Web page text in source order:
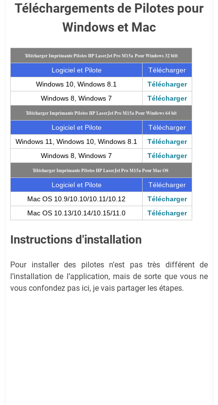
Téléchargements de Pilotes pour
Windows et Mac
Télécharger Imprimante Pilotes HP LaserJet Pro M15a Pour Windows 32 bitt
Logiciel et Pilote
Télécharger
Windows 10, Windows 8.1
Télécharger
Windows 8, Windows 7
Télécharger
Télécharger Imprimante Pilotes HP LaserJet Pro M15a Pour Windows 64 bit
Logiciel et Pilote
Télécharger
Windows 11, Windows 10, Windows 8.1
Télécharger
Windows 8, Windows 7
Télécharger
Télécharger Imprimante Pilotes HP LaserJet Pro M15a Pour Mac OS
Logiciel et Pilote
Télécharger
Mac OS 10.9/10.10/10.11/10.12
Télécharger
Mac OS 10.13/10.14/10.15/11.0
Télécharger
Instructions d'installation
Pour installer des pilotes n’est pas très différent de
l’installation de l’application, mais de sorte que vous ne
vous confondez pas ici, je vais partager les étapes.